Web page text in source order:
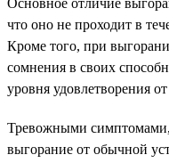
что оно не проходит в
Кроме того, при
сомнения в своих
уровня удовлетворения
Тревожными
выгорание от обычной